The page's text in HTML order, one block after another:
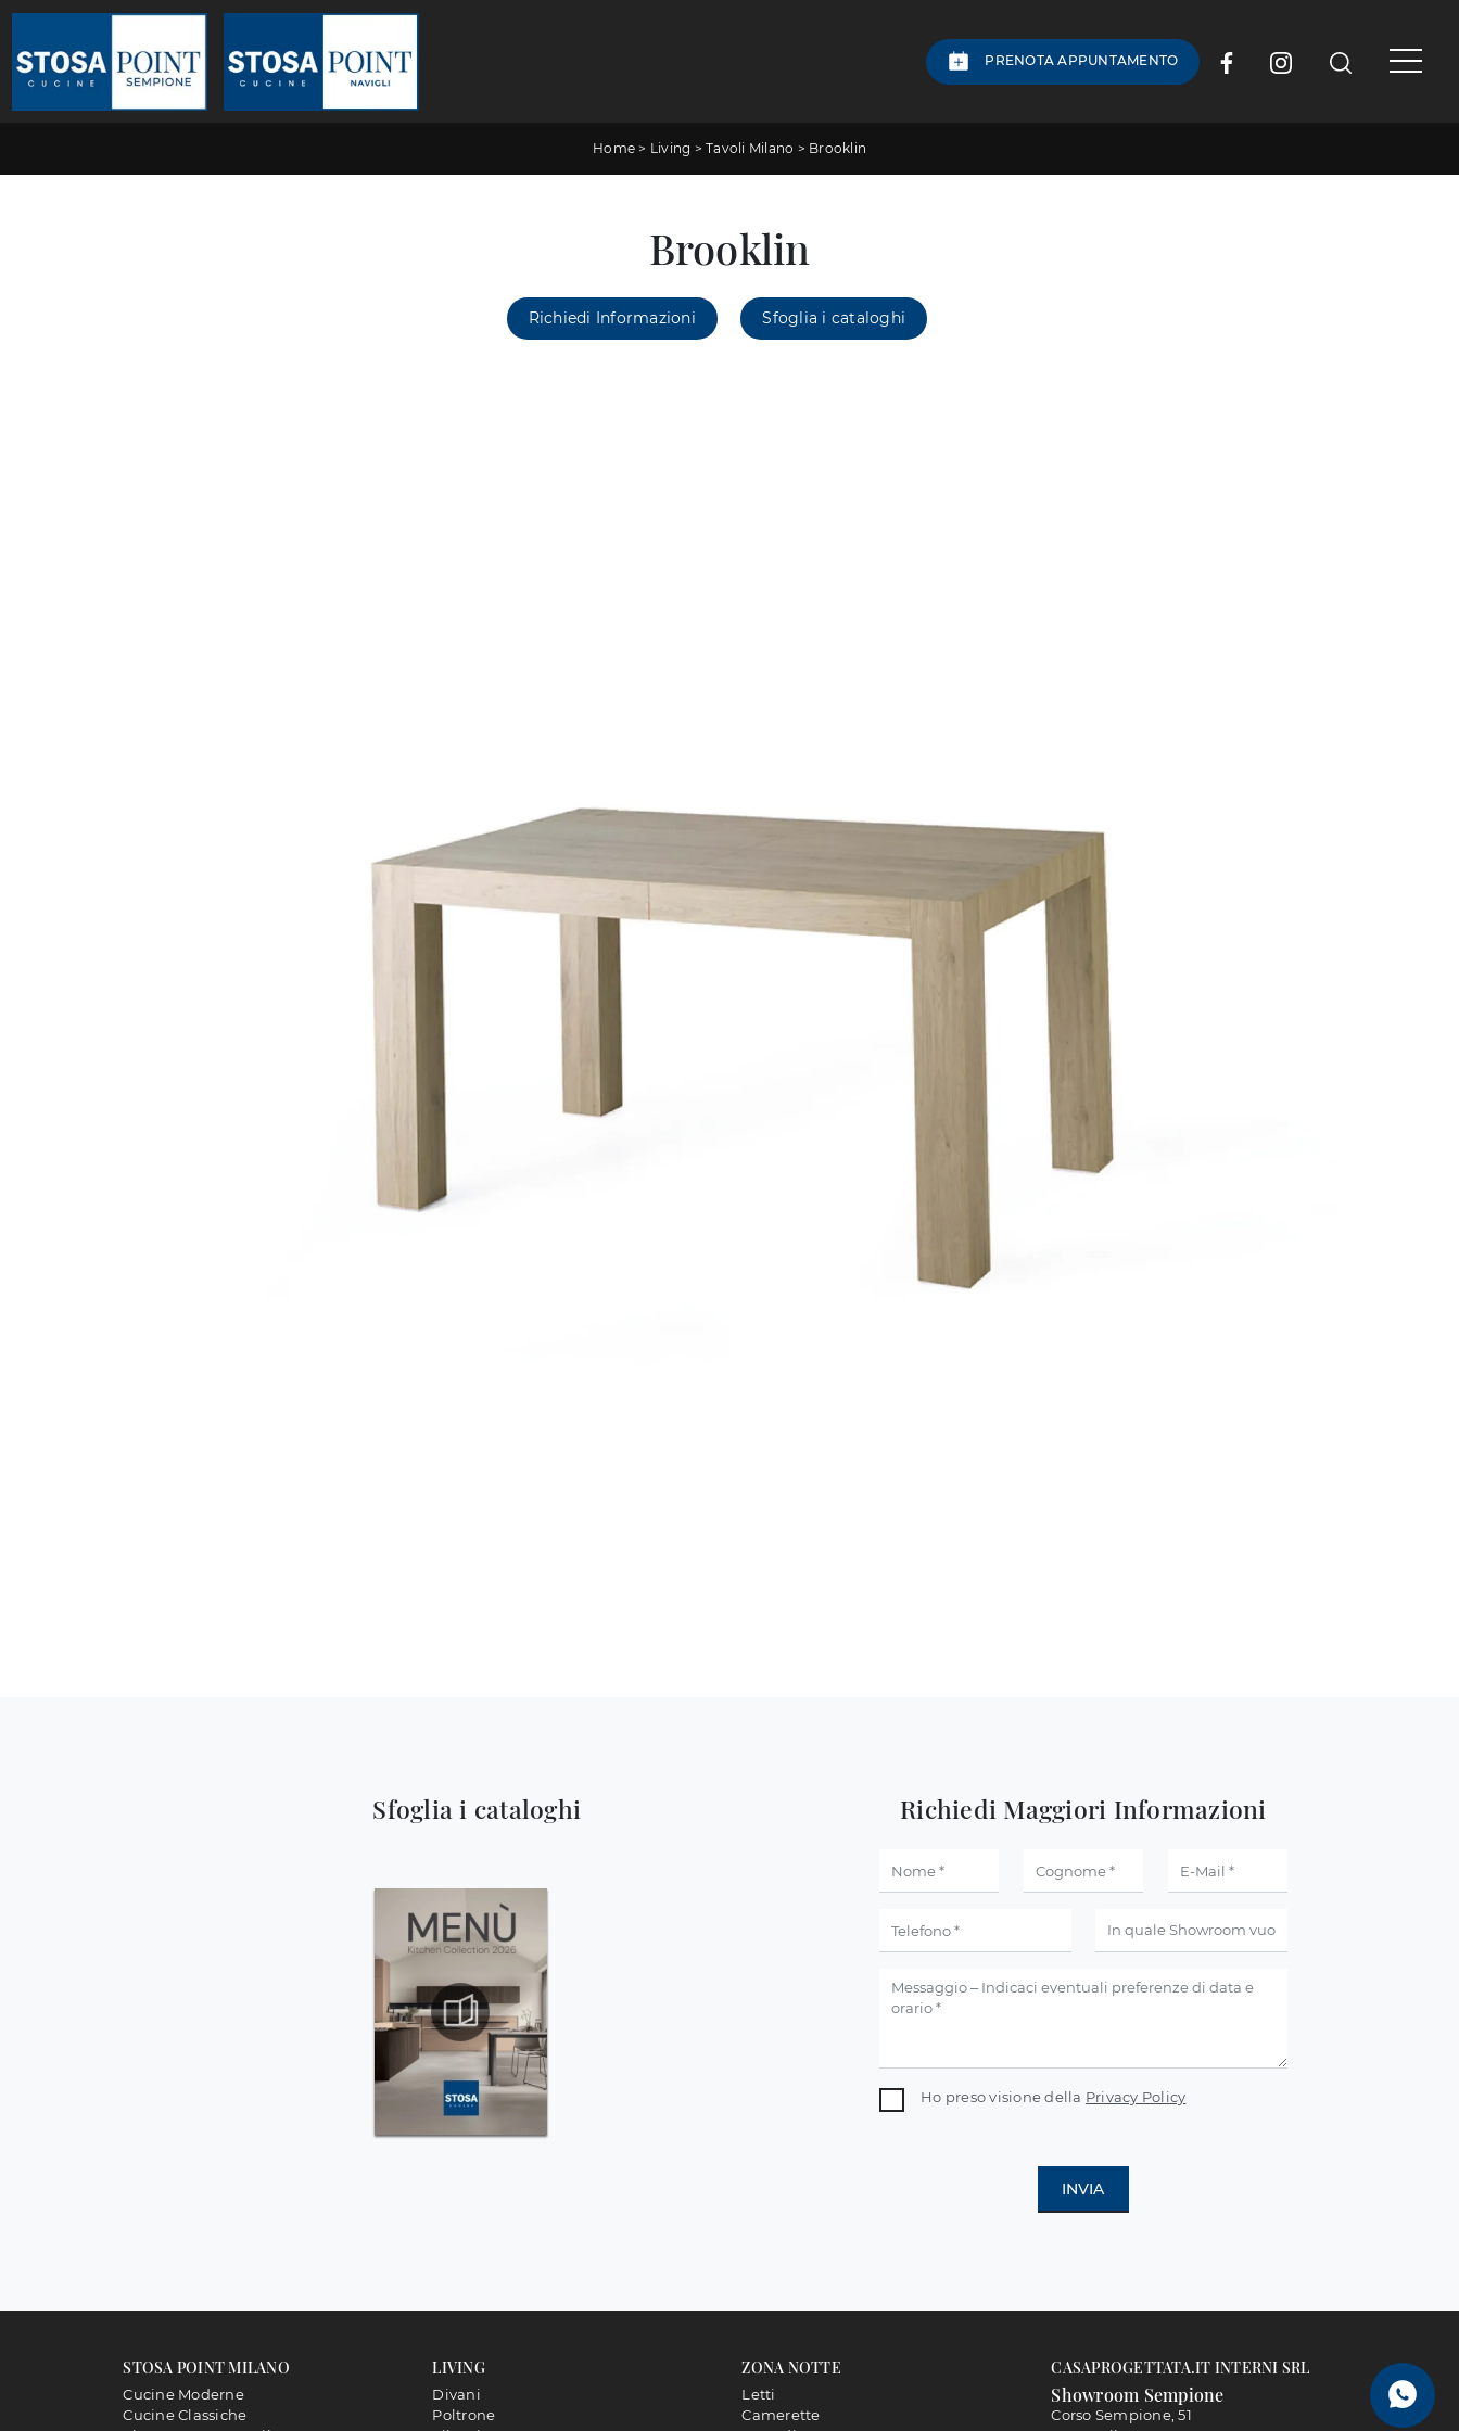
PRENOTA APPUNTAMENTO
Home > Living > Tavoli Milano > Brooklin
Brooklin
Richiedi Informazioni Sfoglia i cataloghi
Sfoglia i cataloghi Richiedi Maggiori Informazioni
Ho preso visione della Privacy Policy
INVIA
STOSA POINT MILANO
Cucine Moderne
Cucine Classiche
LIVING
Divani
Poltrone
ZONA NOTTE
Letti
Camerette
CASAPROGETTATA.IT INTERNI SRL
Showroom Sempione
Corso Sempione, 51